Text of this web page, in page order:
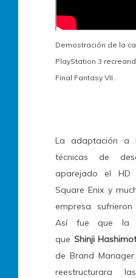
Demostración de la
PlayStation 3
Final Fantasy VII.
La adaptación a
técnicas de
aparejado el
Square Enix y
empresa
Así fue que la
que Shinji
de Brand
reestructurara